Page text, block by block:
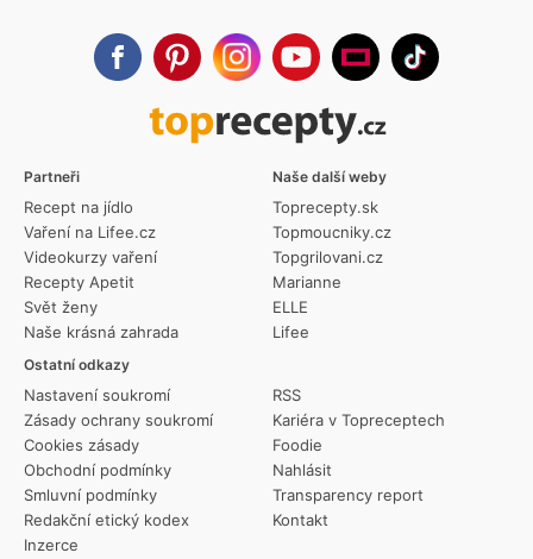
Partneři
Recept na jídlo
Vaření na Lifee.cz
Videokurzy vaření
Recepty Apetit
Svět ženy
Naše krásná zahrada
Ostatní odkazy
Nastavení soukromí
Zásady ochrany soukromí
Cookies zásady
Obchodní podmínky
Smluvní podmínky
Redakční etický kodex
Inzerce
RSS
Kariéra v Topreceptech
Foodie
Nahlásit
Transparency report
Kontakt
Naše další weby
Toprecepty.sk
Topmoucniky.cz
Topgrilovani.cz
Marianne
ELLE
Lifee